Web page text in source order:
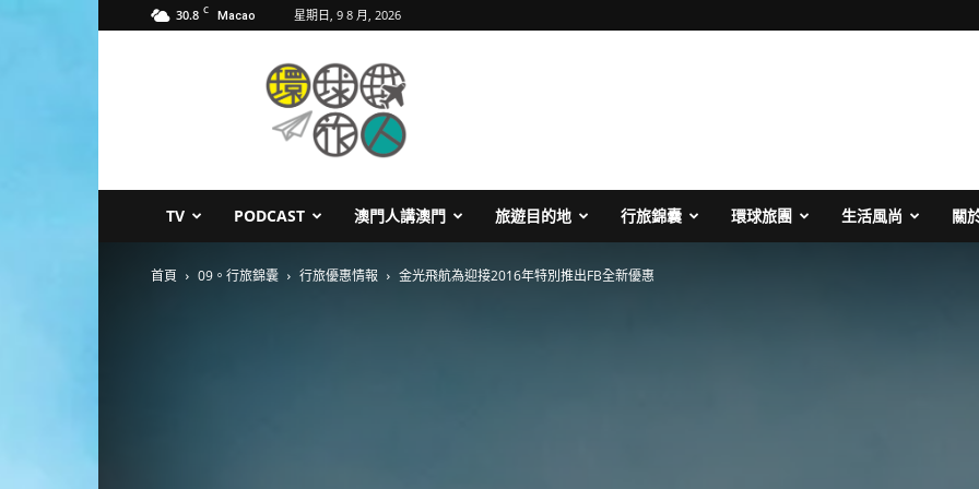
30.8 C Macao 星期日, 9 8 月, 2026
TV PODCAST 澳門人講澳門 旅遊目的地 行旅錦囊 環球旅團 生活風尚 關
首頁 09。行旅錦囊 行旅優惠情報 金光飛航為迎接2016年特別推出FB全新優惠